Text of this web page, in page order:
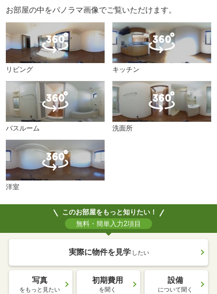
お部屋の中をパノラマ画像でご覧いただけます。
リビング キッチン
バスルーム 洗面所
洋室
このお部屋をもっと知りたい！
無料・簡単入力2項目
実際に物件を見学 したい
写真
をもっと見たい
初期費用
を聞く
設備
について聞く